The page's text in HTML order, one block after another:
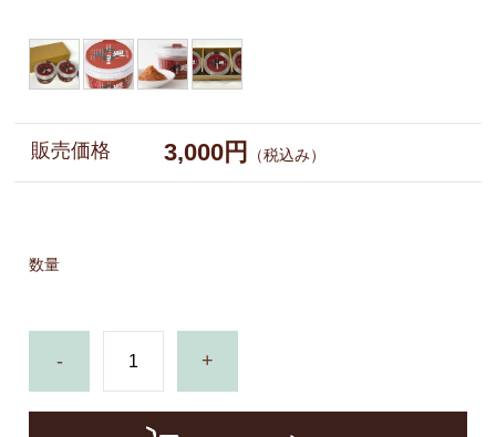
販売価格 3,000円 （税込み）
数量
- +